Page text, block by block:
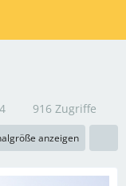
916 Zugriffe
anzeigen